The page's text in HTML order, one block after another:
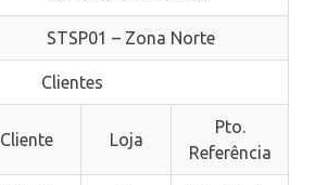
STSP01 – Zona Norte
Clientes
Cliente Loja
Pto.
Referência